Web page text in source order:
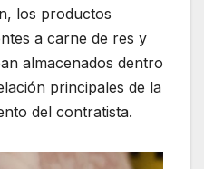
los productos
a carne de res y
almacenados dentro
principales de la
del contratista.